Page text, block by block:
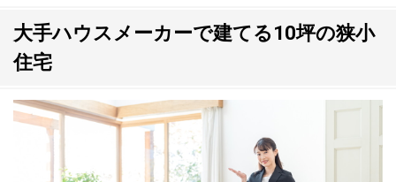
大手ハウスメーカーで建てる10坪の狭小
住宅